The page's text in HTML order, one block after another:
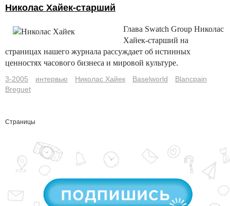
Николас Хайек-старший
Глава Swatch Group Николас
Хайек-старший на
страницах нашего журнала рассуждает об истинных
ценностях часового бизнеса и мировой культуре.
3-2005 интервью Николас Хайек Baselworld
Blancpain
Breguet
Страницы